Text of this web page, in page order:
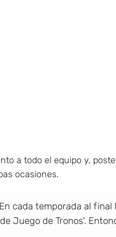
a todo el equipo y,
ocasiones.
cada temporada al final
Juego de Tronos'.